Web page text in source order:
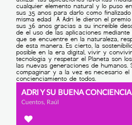
ADRI Y SU BUENA CONCIENCIA
Cuentos, Raúl